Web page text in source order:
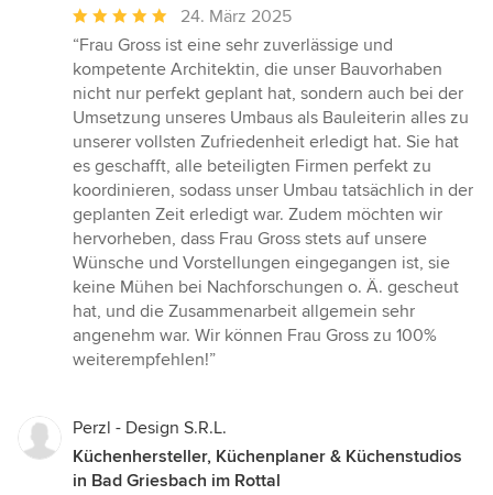
Durchschnittliche
Bewertung:
5
von
5
Sternen
24. März 2025
“Frau Gross ist eine sehr zuverlässige und
kompetente Architektin, die unser Bauvorhaben
nicht nur perfekt geplant hat, sondern auch bei der
Umsetzung unseres Umbaus als Bauleiterin alles zu
unserer vollsten Zufriedenheit erledigt hat. Sie hat
es geschafft, alle beteiligten Firmen perfekt zu
koordinieren, sodass unser Umbau tatsächlich in der
geplanten Zeit erledigt war. Zudem möchten wir
hervorheben, dass Frau Gross stets auf unsere
Wünsche und Vorstellungen eingegangen ist, sie
keine Mühen bei Nachforschungen o. Ä. gescheut
hat, und die Zusammenarbeit allgemein sehr
angenehm war. Wir können Frau Gross zu 100%
weiterempfehlen!”
Perzl - Design S.R.L.
Küchenhersteller, Küchenplaner & Küchenstudios
in Bad Griesbach im Rottal